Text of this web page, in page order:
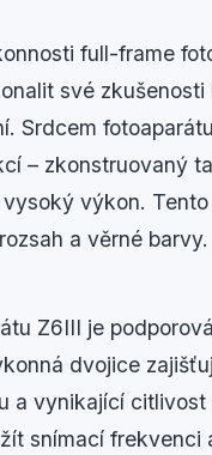
full-frame
své
Srdcem
– zkonstruovaný
výkon.
a věrné barvy.
Z6III je
dvojice
a vynikající
snímací frekvenci